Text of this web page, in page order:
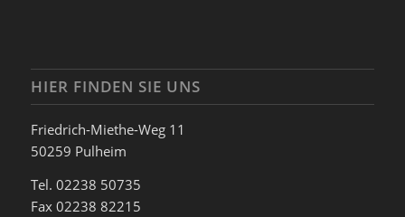
HIER FINDEN SIE UNS
Friedrich-Miethe-Weg 11
50259 Pulheim
Tel. 02238 50735
Fax 02238 82215